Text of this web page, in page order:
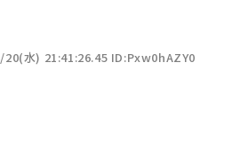
20(水) 21:41:26.45 ID:Pxw0hAZY0